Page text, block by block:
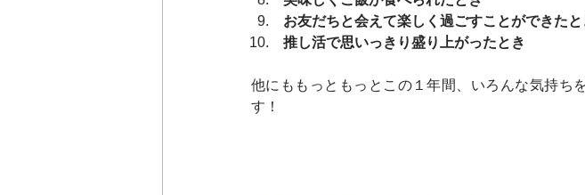
お友だちと会えて楽しく過ごすことができたと
推し活で思いっきり盛り上がったとき
他にももっともっとこの１年間、いろんな気持ち
す！